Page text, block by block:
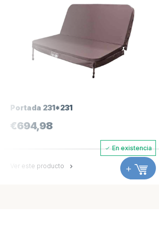
Portada 231*221
€694,98
En existencia
Ver este producto +